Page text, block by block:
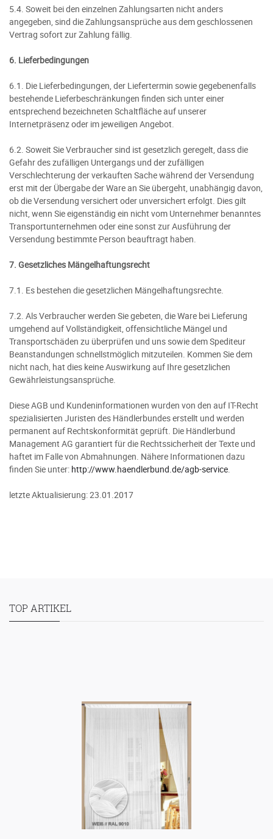
5.4. Soweit bei den einzelnen Zahlungsarten nicht anders
angegeben, sind die Zahlungsansprüche aus dem geschlossenen
Vertrag sofort zur Zahlung fällig.
6. Lieferbedingungen
6.1. Die Lieferbedingungen, der Liefertermin sowie gegebenenfalls
bestehende Lieferbeschränkungen finden sich unter einer
entsprechend bezeichneten Schaltfläche auf unserer
Internetpräsenz oder im jeweiligen Angebot.
6.2. Soweit Sie Verbraucher sind ist gesetzlich geregelt, dass die
Gefahr des zufälligen Untergangs und der zufälligen
Verschlechterung der verkauften Sache während der Versendung
erst mit der Übergabe der Ware an Sie übergeht, unabhängig davon,
ob die Versendung versichert oder unversichert erfolgt. Dies gilt
nicht, wenn Sie eigenständig ein nicht vom Unternehmer benanntes
Transportunternehmen oder eine sonst zur Ausführung der
Versendung bestimmte Person beauftragt haben.
7. Gesetzliches Mängelhaftungsrecht
7.1. Es bestehen die gesetzlichen Mängelhaftungsrechte.
7.2. Als Verbraucher werden Sie gebeten, die Ware bei Lieferung
umgehend auf Vollständigkeit, offensichtliche Mängel und
Transportschäden zu überprüfen und uns sowie dem Spediteur
Beanstandungen schnellstmöglich mitzuteilen. Kommen Sie dem
nicht nach, hat dies keine Auswirkung auf Ihre gesetzlichen
Gewährleistungsansprüche.
Diese AGB und Kundeninformationen wurden von den auf IT-Recht
spezialisierten Juristen des Händlerbundes erstellt und werden
permanent auf Rechtskonformität geprüft. Die Händlerbund
Management AG garantiert für die Rechtssicherheit der Texte und
haftet im Falle von Abmahnungen. Nähere Informationen dazu
finden Sie unter: http://www.haendlerbund.de/agb-service.
letzte Aktualisierung:23.01.2017
TOP ARTIKEL